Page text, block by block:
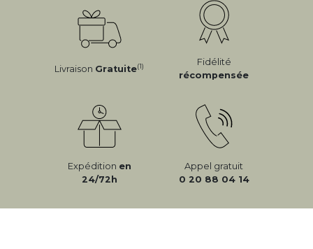
Livraison Gratuite(1)
Fidélité
récompensée
Expédition en
24/72h
Appel gratuit
0 20 88 04 14